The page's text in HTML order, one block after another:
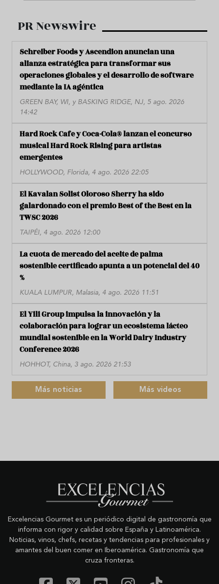
PR Newswire
Schreiber Foods y Ascendion anuncian una
alianza estratégica para transformar sus
operaciones globales y el desarrollo de software
mediante la IA agéntica
GREEN BAY, WI, y BASKING RIDGE, NJ, 5 ago. 2026
14:42
Hard Rock Cafe y Coca-Cola® lanzan el concurso
musical Hard Rock Rising para artistas
emergentes
HOLLYWOOD, Florida, 4 ago. 2026 22:05
El Kavalan Solist Oloroso Sherry ha sido
galardonado con el premio Best of the Best en la
TWSC 2026
TAIPÉI, 4 ago. 2026 12:00
La cuota de mercado del aceite de palma
sostenible certificado apunta a un potencial del 40
%
KUALA LUMPUR, Malasia, 4 ago. 2026 11:51
El Yili Group impulsa la innovación y la
colaboración para lograr un ecosistema lácteo
mundial sostenible en la World Dairy Industry
Conference 2026
HOHHOT, China, 3 ago. 2026 21:53
Más noticias Más videos
Excelencias Gourmet es un periódico digital de gastronomía que
informa con rigor y calidad sobre España y Latinoamérica.
Noticias, vinos, chefs, recetas y tendencias para profesionales y
amantes del buen comer en Iberoamérica. Gastronomía que
cruza fronteras.